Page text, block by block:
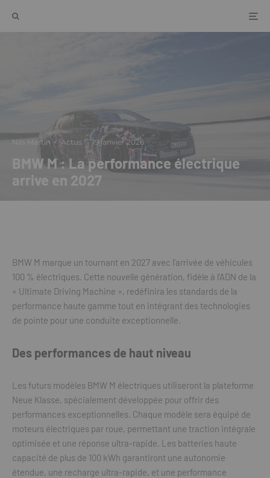
Nils Martin · Actus · 19 janvier 2026
BMW M : La performance électrique
arrive en 2027
BMW M marque un tournant en 2027 avec l’arrivée de véhicules
100 % électriques. Cette nouvelle génération, fidèle à l’ADN de la
« Ultimate Driving Machine », redéfinira les standards de la
performance haute gamme tout en intégrant des technologies
de pointe pour une conduite exceptionnelle.
Des performances de haut niveau
Les futurs modèles BMW M électriques utiliseront la plateforme
Neue Klasse, spécialement développée pour offrir des
performances exceptionnelles. Chaque modèle sera équipé de
moteurs électriques par roue, permettant une traction intégrale
optimisée et une réponse ultra-rapide. Les batteries haute
capacité de plus de 100 kWh garantiront une autonomie
étendue, une recharge ultra-rapide, et une performance